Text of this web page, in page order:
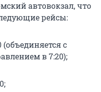
автовокзал, что
рейсы:
с
в 7:20);